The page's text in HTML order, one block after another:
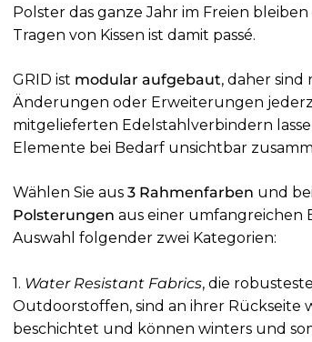
Polster das ganze Jahr im Freien
Tragen von Kissen ist damit passé.
GRID ist modular aufgebaut, daher sind
Änderungen oder Erweiterungen
mitgelieferten Edelstahlverbindern
Elemente bei Bedarf unsichtbar
Wählen Sie aus 3 Rahmenfarben und
Polsterungen aus einer umfangreichen
Auswahl folgender zwei Kategorien:
1. Water Resistant Fabrics, die
Outdoorstoffen, sind an ihrer Rückseite
beschichtet und können winters und